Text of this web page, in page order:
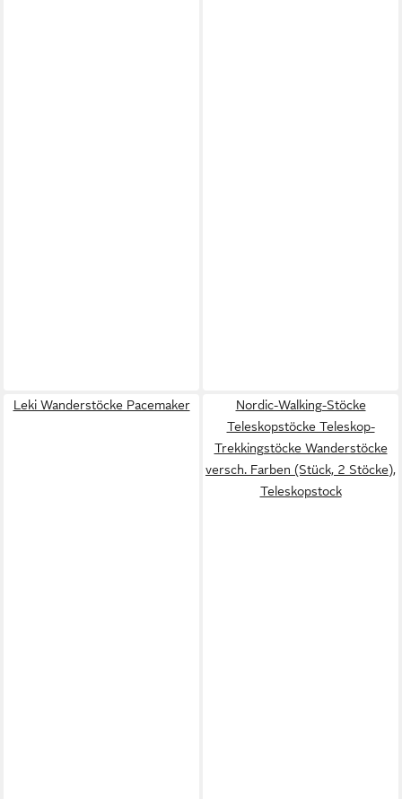
Leki Wanderstöcke Pacemaker
Nordic-Walking-Stöcke
Teleskopstöcke Teleskop-
Trekkingstöcke Wanderstöcke
versch. Farben (Stück, 2 Stöcke),
Teleskopstock